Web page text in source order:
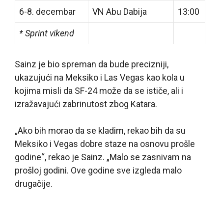
6-8. decembar VN Abu Dabija 13:00
* Sprint vikend
Sainz je bio spreman da bude precizniji,
ukazujući na Meksiko i Las Vegas kao kola u
kojima misli da SF-24 može da se ističe, ali i
izražavajući zabrinutost zbog Katara.
„Ako bih morao da se kladim, rekao bih da su
Meksiko i Vegas dobre staze na osnovu prošle
godine“, rekao je Sainz. „Malo se zasnivam na
prošloj godini. Ove godine sve izgleda malo
drugačije.